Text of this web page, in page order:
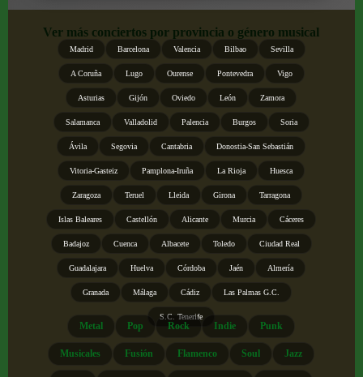
Ver más conciertos por provincia o género musical
Madrid Barcelona Valencia Bilbao Sevilla
A Coruña Lugo Ourense Pontevedra Vigo
Asturias Gijón Oviedo León Zamora
Salamanca Valladolid Palencia Burgos Soria
Ávila Segovia Cantabria Donostia-San Sebastián
Vitoria-Gasteiz Pamplona-Iruña La Rioja Huesca
Zaragoza Teruel Lleida Girona Tarragona
Islas Baleares Castellón Alicante Murcia Cáceres
Badajoz Cuenca Albacete Toledo Ciudad Real
Guadalajara Huelva Córdoba Jaén Almería
Granada Málaga Cádiz Las Palmas G.C.
S.C. Tenerife
Metal Pop Rock Indie Punk
Musicales Fusión Flamenco Soul Jazz